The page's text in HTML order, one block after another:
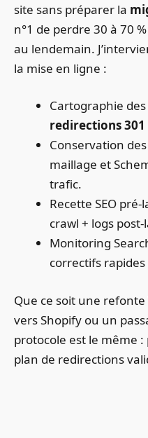
site sans préparer la
n°1 de perdre 30 à 70
au lendemain.
la mise en ligne :
Cartographie
redirections 301
Conservation
maillage et
trafic.
Recette SEO
crawl + logs
Monitoring
correctifs
Que ce soit une
vers Shopify ou un
protocole est le même
plan de redirections